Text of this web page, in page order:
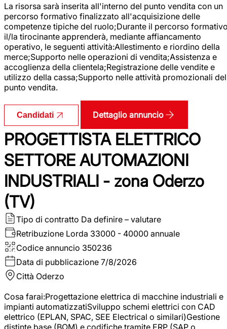
La risorsa sarà inserita all'interno del punto vendita con un
percorso formativo finalizzato all'acquisizione delle
competenze tipiche del ruolo;Durante il percorso
il/la tirocinante apprenderà, mediante affiancamento
operativo, le seguenti attività:Allestimento e riordino della
merce;Supporto nelle operazioni di vendita;Assistenza e
accoglienza della clientela;Registrazione delle vendite e
utilizzo della cassa;Supporto nelle attività promozionali del
punto vendita.
Candidati Dettaglio annuncio
PROGETTISTA ELETTRICO
SETTORE AUTOMAZIONI
INDUSTRIALI - zona Oderzo
(TV)
Tipo di contratto Da definire – valutare
Retribuzione Lorda 33000 - 40000 annuale
Codice annuncio 350236
Data di pubblicazione 7/8/2026
Città Oderzo
Cosa farai:Progettazione elettrica di macchine industriali e
impianti automatizzatiSviluppo schemi elettrici con CAD
elettrico (EPLAN, SPAC, SEE Electrical o similari)Gestione
distinte base (BOM) e codifiche tramite ERP (SAP o